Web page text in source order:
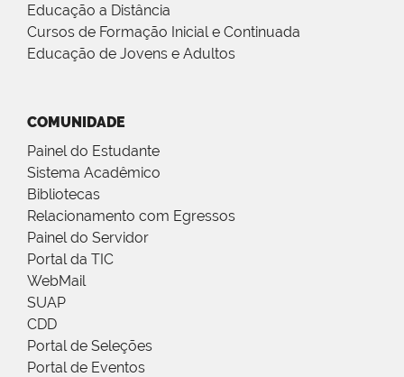
Educação a Distância
Cursos de Formação Inicial e Continuada
Educação de Jovens e Adultos
COMUNIDADE
Painel do Estudante
Sistema Acadêmico
Bibliotecas
Relacionamento com Egressos
Painel do Servidor
Portal da TIC
WebMail
SUAP
CDD
Portal de Seleções
Portal de Eventos